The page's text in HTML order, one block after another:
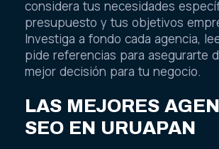
considera tus necesidades
presupuesto y tus objetivos
Investiga a fondo cada agencia,
pide referencias para asegurarte
mejor decisión para tu negocio.
LAS MEJORES
SEO EN URUAPAN